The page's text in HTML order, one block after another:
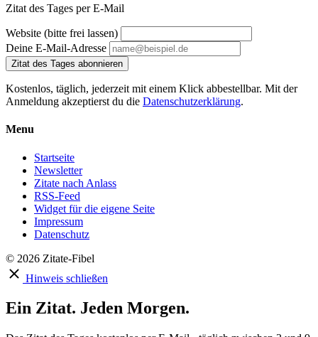
Zitat des Tages per E-Mail
Website (bitte frei lassen)
Deine E-Mail-Adresse
Zitat des Tages abonnieren
Kostenlos, täglich, jederzeit mit einem Klick abbestellbar. Mit der
Anmeldung akzeptierst du die Datenschutzerklärung.
Menu
Startseite
Newsletter
Zitate nach Anlass
RSS-Feed
Widget für die eigene Seite
Impressum
Datenschutz
© 2026 Zitate-Fibel
Hinweis schließen
Ein Zitat. Jeden Morgen.